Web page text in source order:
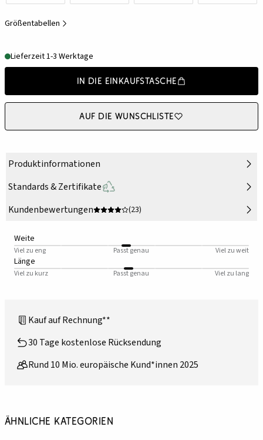
Größentabellen
Lieferzeit 1-3 Werktage
In die Einkaufstasche
Auf die Wunschliste
Produktinformationen
Standards & Zertifikate
Kundenbewertungen
(23)
Weite
Viel zu eng Passt genau Viel zu weit
Länge
Viel zu kurz Passt genau Viel zu lang
Kauf auf Rechnung**
30 Tage kostenlose Rücksendung
Rund 10 Mio. europäische Kund*innen 2025
Ähnliche Kategorien